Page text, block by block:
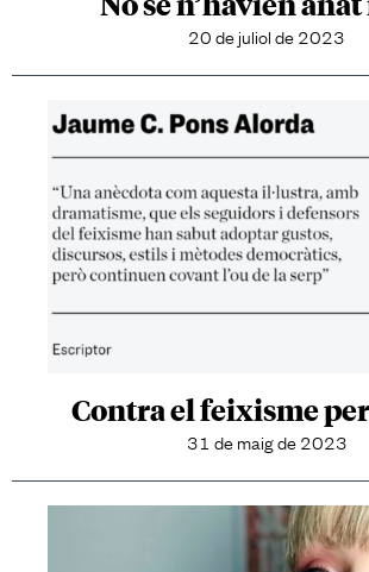
20 de juliol de 2023
Contra el feixisme
31 de maig de 2023